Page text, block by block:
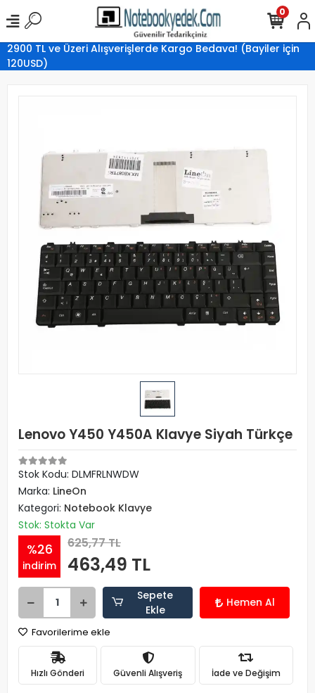
2900 TL ve Üzeri Alışverişlerde Kargo Bedava! (Bayiler için
120USD)
0
Lenovo Y450 Y450A Klavye Siyah Türkçe
Stok Kodu: DLMFRLNWDW
Marka: LineOn
Kategori: Notebook Klavye
Stok: Stokta Var
%26
indirim
625,77 TL
463,49 TL
Sepete
Ekle
Hemen Al
Favorilerime ekle
Hızlı Gönderi Güvenli Alışveriş İade ve Değişim